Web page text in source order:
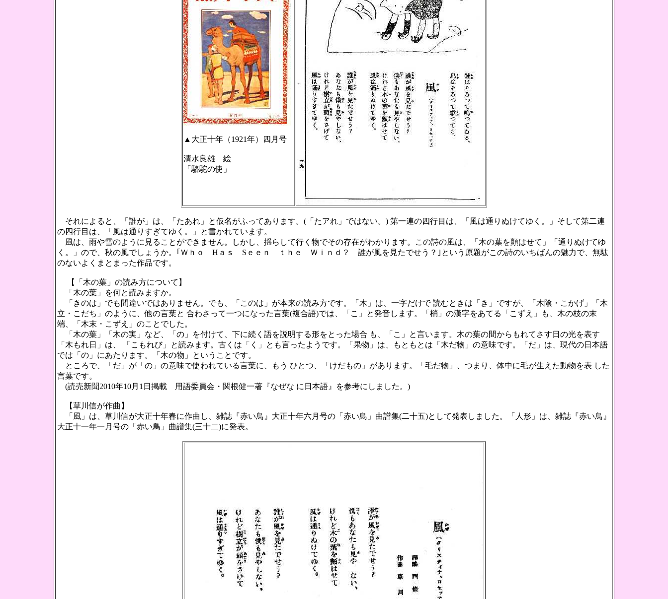
▲大正十年（1921年）四月号
清水良雄 絵
「駱駝の使」
それによると、「誰が」は、「たあれ」と仮名がふってあります。(「たアれ」ではない。) 第一連の四行目は、「風は通りぬけてゆく。」そして第二連
の四行目は、「風は通りすぎてゆく。」と書かれています。
風は、雨や雪のように見ることができません。しかし、揺らして行く物でその存在がわかります。この詩の風は、「木の葉を顫はせて」「通りぬけてゆ
く。」ので、秋の風でしょうか。｢Ｗｈｏ Hａｓ Sｅｅｎ ｔｈｅ Ｗｉｎｄ？ 誰が風を見たでせう？｣という原題がこの詩のいちばんの魅力で、無駄
のないよくまとまった作品です。
【「木の葉」の読み方について】
「木の葉」を何と読みますか。
「きのは」でも間違いではありません。でも、「このは」が本来の読み方です。「木」は、一字だけで 読むときは「き」ですが、「木陰・こかげ」「木
立・こだち」のように、他の言葉と 合わさって一つになった言葉(複合語)では、「こ」と発音します。「梢」の漢字をあてる「こずえ」も、木の枝の末
端、「木末・こずえ」のことでした。
「木の葉」「木の実」など、「の」を付けて、下に続く語を説明する形をとった場合 も、「こ」と言います。木の葉の間からもれてさす日の光を表す
「木もれ日」は、 「こもれび」と読みます。古くは「く」とも言ったようです。「果物」は、もともとは「木だ物」の意味です。「だ」は、現代の日本語
では「の」にあたります。「木の物」ということです。
ところで、「だ」が「の」の意味で使われている言葉に、もう ひとつ、「けだもの」があります。「毛だ物」、つまり、体中に毛が生えた動物を表 した
言葉です。
(読売新聞2010年10月1日掲載 用語委員会・関根健一著『なぜな に日本語』を参考にしました。)
【草川信が作曲】
「風」は、草川信が大正十年春に作曲し、雑誌『赤い鳥』大正十年六月号の「赤い鳥」曲譜集(二十五)として発表しました。「人形」は、雑誌『赤い鳥』
大正十一年一月号の「赤い鳥」曲譜集(三十二)に発表。